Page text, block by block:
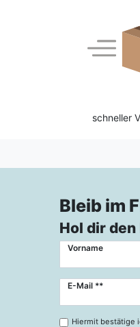
schneller
Bleib im
Hol dir
Vorname
E-Mail **
Newsletter
Hiermit bestätige